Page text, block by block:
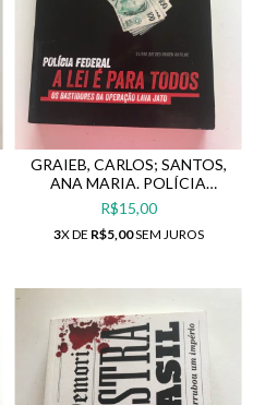
GRAIEB, CARLOS; SANTOS,
ANA MARIA. POLÍCIA
FEDERAL: A LEI É PARA
TODOS
R$15,00
3X DE R$5,00SEM JUROS